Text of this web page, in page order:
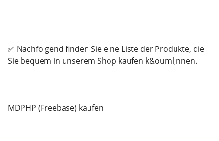
✅ Nachfolgend finden Sie eine Liste der Produkte, die
Sie bequem in unserem Shop kaufen k&ouml;nnen.
MDPHP (Freebase) kaufen